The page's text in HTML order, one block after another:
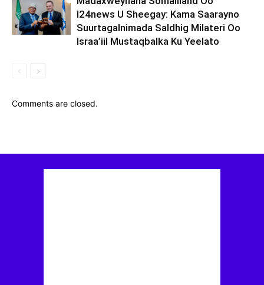
I24news U Sheegay: Kama Saarayno
Suurtagalnimada Saldhig Milateri Oo
Israa’iil Mustaqbalka Ku Yeelato
Comments are closed.